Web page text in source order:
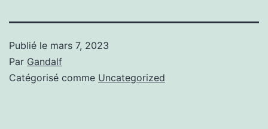
Publié le mars 7, 2023
Par Gandalf
Catégorisé comme Uncategorized